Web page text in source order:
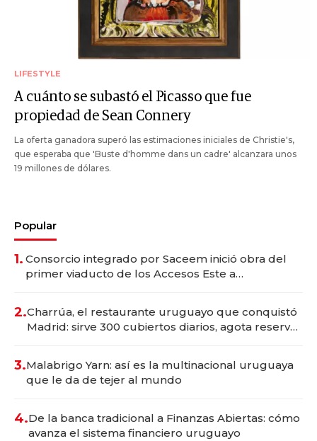
LIFESTYLE
A cuánto se subastó el Picasso que fue
propiedad de Sean Connery
La oferta ganadora superó las estimaciones iniciales de Christie's,
que esperaba que 'Buste d'homme dans un cadre' alcanzara unos
19 millones de dólares.
Popular
1. Consorcio integrado por Saceem inició obra del
primer viaducto de los Accesos Este a
2.Charrúa, el restaurante uruguayo que conquistó
Madrid: sirve 300 cubiertos diarios, agota reservas
3.Malabrigo Yarn: así es la multinacional uruguaya
que le da de tejer al mundo
4.De la banca tradicional a Finanzas Abiertas: cómo
avanza el sistema financiero uruguayo